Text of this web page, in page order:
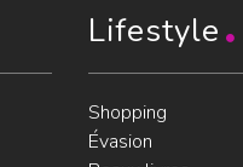
Lifestyle
Shopping
Évasion